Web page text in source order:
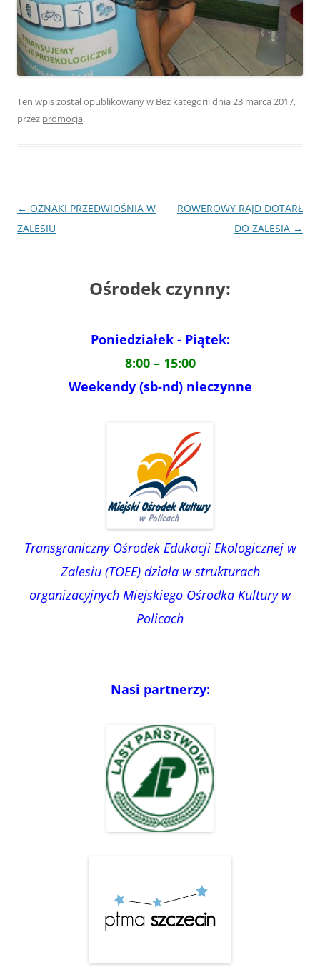
Ten wpis został opublikowany w Bez kategoriidnia 23 marca 2017,
przez promocja.
Nawigacja
wpisu
← OZNAKI PRZEDWIOŚNIA W
ZALESIU
ROWEROWY RAJD DOTARŁ
DO ZALESIA →
Ośrodek czynny:
Poniedziałek - Piątek:
8:00 – 15:00
Weekendy (sb-nd) nieczynne
Transgraniczny Ośrodek Edukacji Ekologicznej w
Zalesiu (TOEE) działa w strukturach
organizacyjnych Miejskiego Ośrodka Kultury w
Policach
Nasi partnerzy: